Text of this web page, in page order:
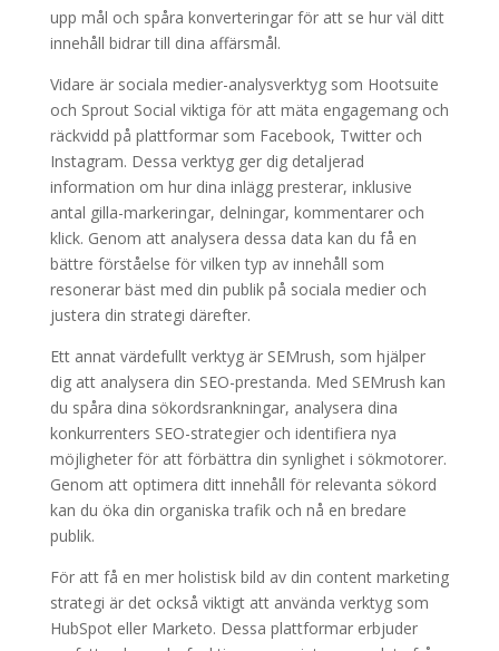
upp mål och spåra konverteringar för att se hur väl ditt
innehåll bidrar till dina affärsmål.
Vidare är sociala medier-analysverktyg som Hootsuite
och Sprout Social viktiga för att mäta engagemang och
räckvidd på plattformar som Facebook, Twitter och
Instagram. Dessa verktyg ger dig detaljerad
information om hur dina inlägg presterar, inklusive
antal gilla-markeringar, delningar, kommentarer och
klick. Genom att analysera dessa data kan du få en
bättre förståelse för vilken typ av innehåll som
resonerar bäst med din publik på sociala medier och
justera din strategi därefter.
Ett annat värdefullt verktyg är SEMrush, som hjälper
dig att analysera din SEO-prestanda. Med SEMrush kan
du spåra dina sökordsrankningar, analysera dina
konkurrenters SEO-strategier och identifiera nya
möjligheter för att förbättra din synlighet i sökmotorer.
Genom att optimera ditt innehåll för relevanta sökord
kan du öka din organiska trafik och nå en bredare
publik.
För att få en mer holistisk bild av din content marketing
strategi är det också viktigt att använda verktyg som
HubSpot eller Marketo. Dessa plattformar erbjuder